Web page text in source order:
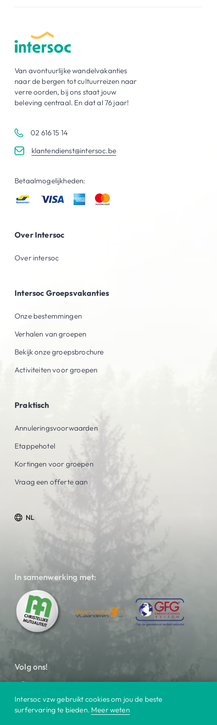
Van avontuurlijke wandelvakanties
naar de bergen tot cultuurreizen naar
verre oorden, bij ons staat jouw
beleving centraal. En dat al 76 jaar!
02 616 15 14
klantendienst@intersoc.be
Betaalmogelijkheden:
Over Intersoc
Over intersoc
Intersoc Groepsvakanties
Onze bestemmingen
Verhalen van groepen
Bekijk onze groepsbrochure
Activiteiten voor groepen
Praktisch
Annuleringsvoorwaarden
Etappehotel
Kortingen voor groepen
Vraag een offerte aan
NL
In samenwerking met:
Volg ons!
Intersoc vzw gebruikt cookies om jou de beste
surfervaring te bieden. Meer weten